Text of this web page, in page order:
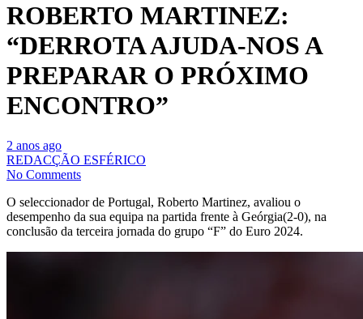
ROBERTO MARTINEZ:
“DERROTA AJUDA-NOS A
PREPARAR O PRÓXIMO
ENCONTRO”
2 anos ago
REDACÇÃO ESFÉRICO
No Comments
O seleccionador de Portugal, Roberto Martinez, avaliou o
desempenho da sua equipa na partida frente à Geórgia(2-0), na
conclusão da terceira jornada do grupo “F” do Euro 2024.